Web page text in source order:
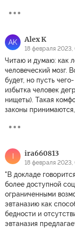
AK Alex K
18 февраля 2023,
Читаю и думаю: как
человеческий мозг.
будет, но пусть
избытка человек
нищеты). Такая
законы
I ira660813
18 февраля 2023,
"В докладе
более доступной
ограниченными
эвтаназию как
бедности и
эвтаназия